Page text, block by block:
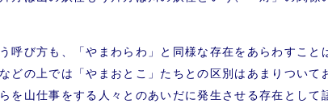
呼び方も、「やまわらわ」と同様な存在をあらわすこと
どの上では「やまおとこ」たちとの区別はあまりついて
を山仕事をする人々とのあいだに発生させる存在として